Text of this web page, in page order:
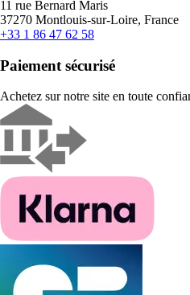
11 rue Bernard Maris
37270 Montlouis-sur-Loire, France
+33 1 86 47 62 58
Paiement sécurisé
Achetez sur notre site en toute